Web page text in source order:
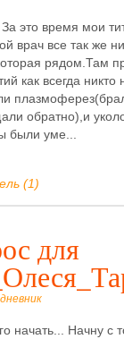
это время мои
врач все так же
рядом.Там
как всегда
обратно),и
были уме...
(1)
для
дневник
начать... Начну с